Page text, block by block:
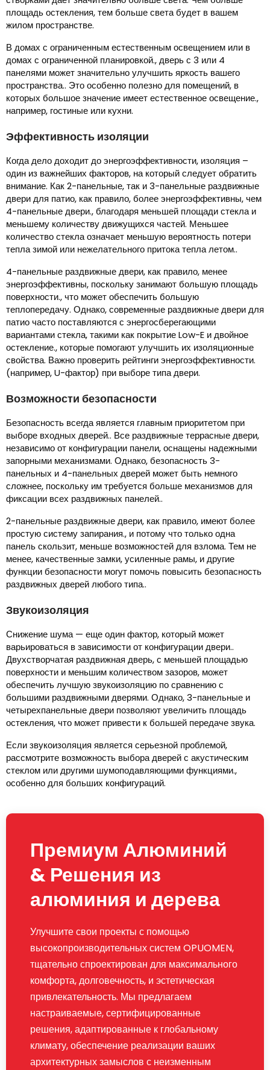
площадь остекления, тем больше света будет в вашем
жилом пространстве.
В домах с ограниченным естественным освещением или в
домах с ограниченной планировкой., дверь с 3 или 4
панелями может значительно улучшить яркость вашего
пространства.. Это особенно полезно для помещений, в
которых большое значение имеет естественное освещение.,
например, гостиные или кухни.
Эффективность изоляции
Когда дело доходит до энергоэффективности, изоляция –
один из важнейших факторов, на который следует обратить
внимание. Как 2-панельные, так и 3-панельные раздвижные
двери для патио, как правило, более энергоэффективны, чем
4-панельные двери., благодаря меньшей площади стекла и
меньшему количеству движущихся частей. Меньшее
количество стекла означает меньшую вероятность потери
тепла зимой или нежелательного притока тепла летом..
4-панельные раздвижные двери, как правило, менее
энергоэффективны, поскольку занимают большую площадь
поверхности., что может обеспечить большую
теплопередачу. Однако, современные раздвижные двери для
патио часто поставляются с энергосберегающими
вариантами стекла, такими как покрытие Low-E и двойное
остекление., которые помогают улучшить их изоляционные
свойства. Важно проверить рейтинги энергоэффективности.
(например, U-фактор) при выборе типа двери.
Возможности безопасности
Безопасность всегда является главным приоритетом при
выборе входных дверей.. Все раздвижные террасные двери,
независимо от конфигурации панели, оснащены надежными
запорными механизмами. Однако, безопасность 3-
панельных и 4-панельных дверей может быть немного
сложнее, поскольку им требуется больше механизмов для
фиксации всех раздвижных панелей..
2-панельные раздвижные двери, как правило, имеют более
простую систему запирания., и потому что только одна
панель скользит, меньше возможностей для взлома. Тем не
менее, качественные замки, усиленные рамы, и другие
функции безопасности могут помочь повысить безопасность
раздвижных дверей любого типа..
Звукоизоляция
Снижение шума — еще один фактор, который может
варьироваться в зависимости от конфигурации двери..
Двухстворчатая раздвижная дверь, с меньшей площадью
поверхности и меньшим количеством зазоров, может
обеспечить лучшую звукоизоляцию по сравнению с
большими раздвижными дверями. Однако, 3-панельные и
четырехпанельные двери позволяют увеличить площадь
остекления, что может привести к большей передаче звука.
Если звукоизоляция является серьезной проблемой,
рассмотрите возможность выбора дверей с акустическим
стеклом или другими шумоподавляющими функциями.,
особенно для больших конфигураций.
Премиум Алюминий
& Решения из
алюминия и дерева
Улучшите свои проекты с помощью
высокопроизводительных систем OPUOMEN,
тщательно спроектирован для максимального
комфорта, долговечность, и эстетическая
привлекательность. Мы предлагаем
настраиваемые, сертифицированные
решения, адаптированные к глобальному
климату, обеспечение реализации ваших
архитектурных замыслов с неизменным